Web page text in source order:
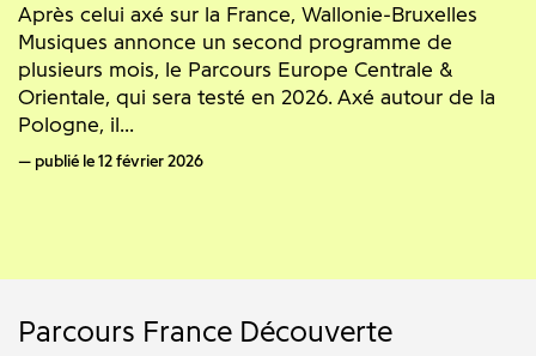
Après celui axé sur la France, Wallonie-Bruxelles
Musiques annonce un second programme de
plusieurs mois, le Parcours Europe Centrale &
Orientale, qui sera testé en 2026. Axé autour de la
Pologne, il...
publié le 12 février 2026
Parcours France Découverte